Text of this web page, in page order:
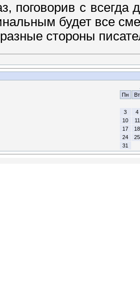
поговорив с
будет все
стороны
Пн
Вт
3
4
10
11
17
18
24
25
31